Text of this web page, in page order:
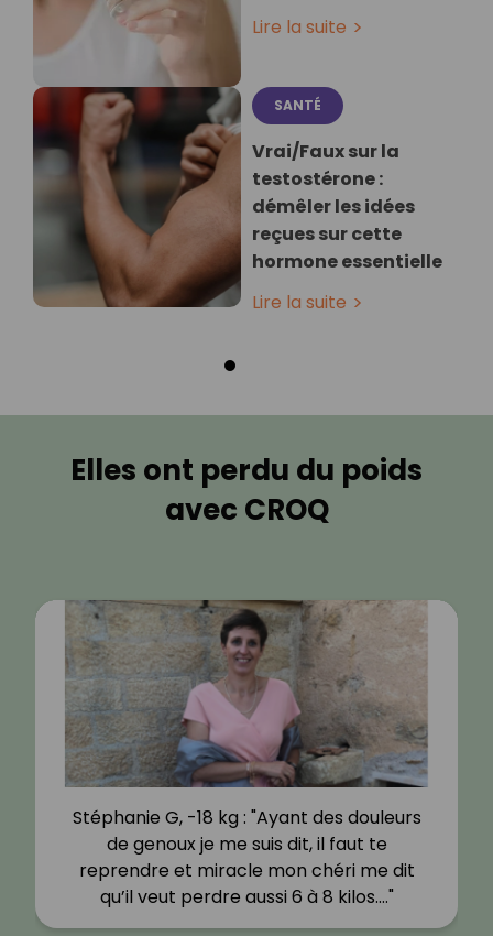
Lire la suite
SANTÉ
Vrai/Faux sur la
testostérone :
démêler les idées
reçues sur cette
hormone essentielle
Lire la suite
Elles ont perdu du poids
avec CROQ
Stéphanie G, -18 kg : "Ayant des douleurs
de genoux je me suis dit, il faut te
reprendre et miracle mon chéri me dit
qu’il veut perdre aussi 6 à 8 kilos.…"